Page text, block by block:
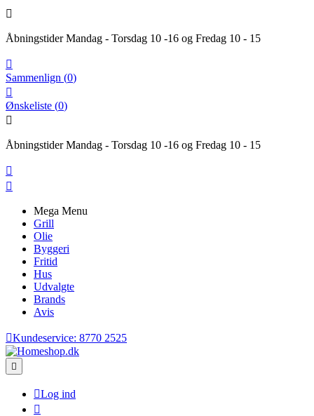

Åbningstider Mandag - Torsdag 10 -16 og Fredag 10 - 15

Sammenlign (0)

Ønskeliste (0)

Åbningstider Mandag - Torsdag 10 -16 og Fredag 10 - 15


Mega Menu
Grill
Olie
Byggeri
Fritid
Hus
Udvalgte
Brands
Avis
Kundeservice: 8770 2525

Log ind
